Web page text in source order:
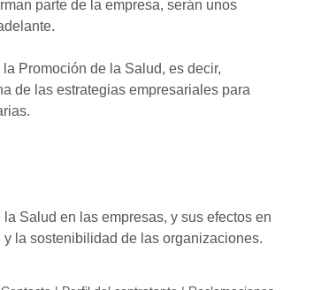
parte de la empresa, serán unos
Promoción de la Salud, es decir,
de las estrategias empresariales para
Salud en las empresas, y sus efectos en
la sostenibilidad de las organizaciones.